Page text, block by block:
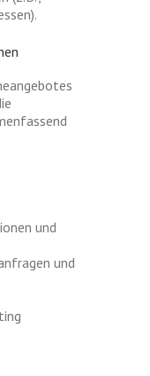
und
und